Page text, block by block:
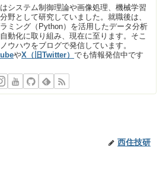
システム制御理論や画像処理、機械学習
野として研究していました。就職後は、
ミング（Python）を活用したデータ分析
動化に取り組み、現在に至ります。そこ
ウハウをブログで発信しています。
やX（旧Twitter）でも情報発信中です
西住技研